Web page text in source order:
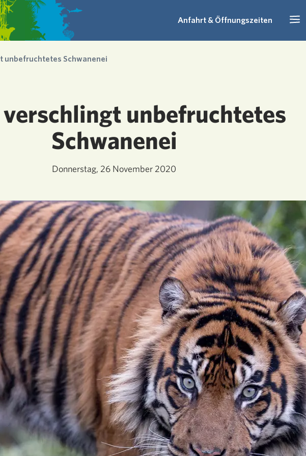
Anfahrt & Öffnungszeiten
unbefruchtetes Schwanenei
unbefruchtetes
Schwanenei
Donnerstag, 26 November 2020